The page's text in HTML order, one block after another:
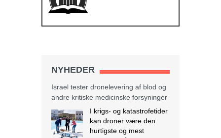
NYHEDER
Israel tester dronelevering af blod og
andre kritiske medicinske forsyninger
I krigs- og katastrofetider
kan droner være den
hurtigste og mest